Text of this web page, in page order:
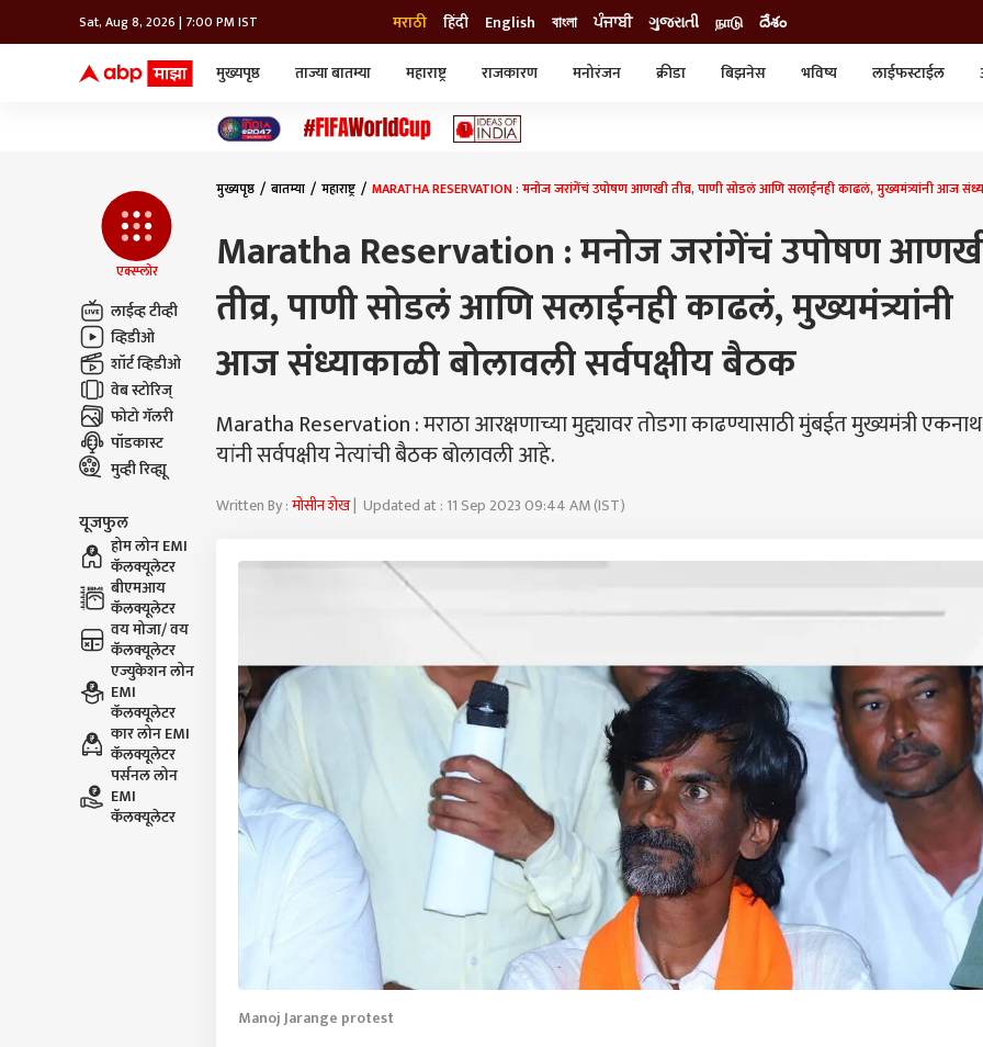
Sat, Aug 8, 2026 | 7:00 PM IST मराठी हिंदी English বাংলা ਪੰਜਾਬੀ ગુજરાતી நாடு దేశం
मुख्यपृष्ठ ताज्या बातम्या महाराष्ट्र राजकारण मनोरंजन क्रीडा बिझनेस भविष्य लाईफस्टाईल
कोल्हापूर
नवी मुंबई
अमरावती
अकोला
एक्स्प्लोर
लाईव्ह टीव्ही
व्हिडीओ
शॉर्ट व्हिडीओ
वेब स्टोरिज्
फोटो गॅलरी
पॉडकास्ट
मुव्ही रिव्ह्यू
यूजफुल
होम लोन EMI
कॅलक्यूलेटर
बीएमआय
कॅलक्यूलेटर
वय मोजा/ वय
कॅलक्यूलेटर
एज्युकेशन लोन
EMI
कॅलक्यूलेटर
कार लोन EMI
कॅलक्यूलेटर
पर्सनल लोन
EMI
कॅलक्यूलेटर
मुख्यपृष्ठ बातम्या महाराष्ट्र MARATHA RESERVATION : मनोज जरांगेंचं उपोषण आणखी तीव्र, पाणी सोडलं आणि सलाईनही काढलं, मुख्यमंत्र्यांनी आज
Maratha Reservation : मनोज जरांगेंचं उपोषण
तीव्र, पाणी सोडलं आणि सलाईनही काढलं, मुख्यमंत्र्यांनी
आज संध्याकाळी बोलावली सर्वपक्षीय बैठक
Maratha Reservation : मराठा आरक्षणाच्या मुद्द्यावर तोडगा काढण्यासाठी मुंबईत मुख्यमंत्री
यांनी सर्वपक्षीय नेत्यांची बैठक बोलावली आहे.
Written By :मोसीन शेख| Updated at : 11 Sep 2023 09:44 AM (IST)
Manoj Jarange protest